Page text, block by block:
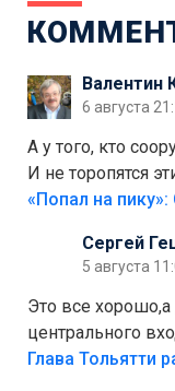
Валентин
6 августа
А у того, кто
И не торопятся
Сергей
5 августа
Это все
центрального
аттракционам